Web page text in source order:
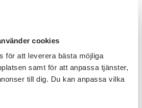
cookies
för att leverera bästa möjliga
samt för att anpassa tjänster,
till dig. Du kan anpassa vilka
politiskt och religiöst obunden
som vänder sig till dig som vill
barn i förskolan, men också till
att organisera och förverkliga